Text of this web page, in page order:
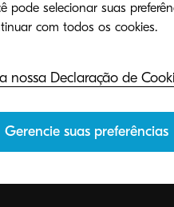
Achieve high-speed
pode selecionar suas
continuar com todos os cookies.
nossa Declaração de
Gerencie suas preferências